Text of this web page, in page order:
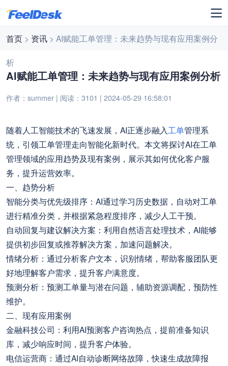
首页 > 资讯 > AI赋能工单管理：未来趋势与现有应用案例分
析
AI赋能工单管理：未来趋势与现有应用案例分析
作者：summer | 阅读：3101 | 2024-05-29 16:58:01
随着人工智能技术的飞速发展，AI正逐步融入工单管理系
统，引领工单管理走向智能化新时代。本文将探讨AI在工单
管理领域的应用趋势及现有案例，展示其如何优化客户服
务，提升运营效率。
一、趋势分析
智能分类与优先级排序：AI通过学习历史数据，自动对工单
进行精准分类，并根据紧急程度排序，减少人工干预。
自动回复与建议解决方案：利用自然语言处理技术，AI能够
提供初步回复或推荐解决方案，加速问题解决。
情绪分析：通过分析客户文本，识别情绪，帮助客服团队更
好地理解客户需求，提升客户满意度。
预测分析：预测工单量与潜在问题，辅助资源调配，预防性
维护。
二、现有应用案例
金融科技公司：利用AI预测客户咨询热点，提前准备知识
库，减少响应时间，提升客户体验。
电信运营商：通过AI自动诊断网络故障，快速生成故障报